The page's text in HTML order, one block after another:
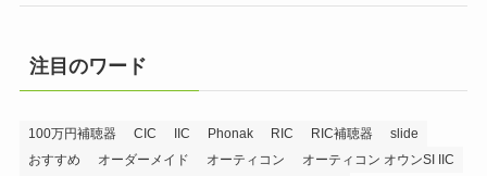
注目のワード
100万円補聴器 CIC IIC Phonak RIC RIC補聴器
slide
おすすめ
オーダーメイド オーティコン
オーティコン オウンSI IIC